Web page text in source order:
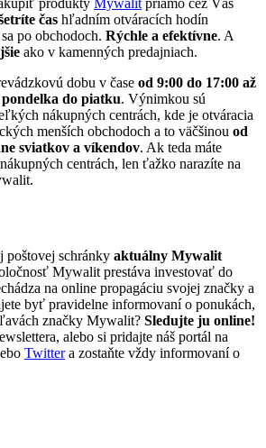
čas hľadním otváracích hodín
po obchodoch. Rýchle a efektívne. A
ako v kamenných predajniach.
dobu v čase od 9:00 do 17:00 až
do piatku. Výnimkou sú
nákupných centrách, kde je otváracia
menších obchodoch a to väčšinou od
sviatkov a víkendov. Ak teda máte
centrách, len ťažko narazíte na
poštovej schránky aktuálny Mywalit
Mywalit prestáva investovať do
na online propagáciu svojej značky a
byť pravidelne informovaní o ponukách,
značky Mywalit? Sledujte ju online!
alebo si pridajte náš portál na
Twittera zostaňte vždy informovaní o